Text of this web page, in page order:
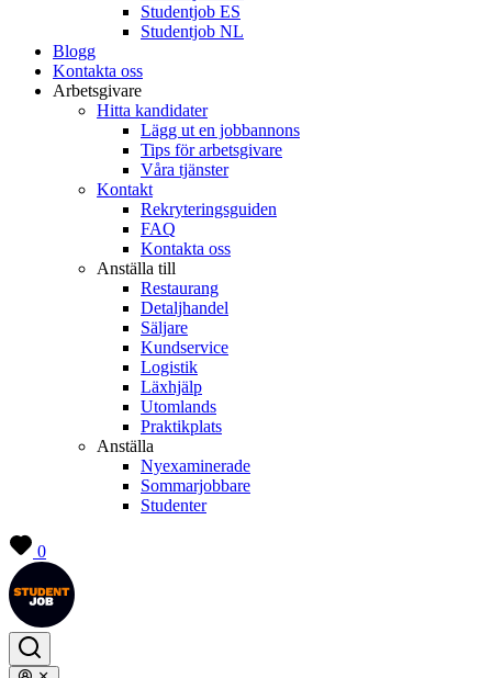
Studentjob ES
Studentjob NL
Blogg
Kontakta oss
Arbetsgivare
Hitta kandidater
Lägg ut en jobbannons
Tips för arbetsgivare
Våra tjänster
Kontakt
Rekryteringsguiden
FAQ
Kontakta oss
Anställa till
Restaurang
Detaljhandel
Säljare
Kundservice
Logistik
Läxhjälp
Utomlands
Praktikplats
Anställa
Nyexaminerade
Sommarjobbare
Studenter
0